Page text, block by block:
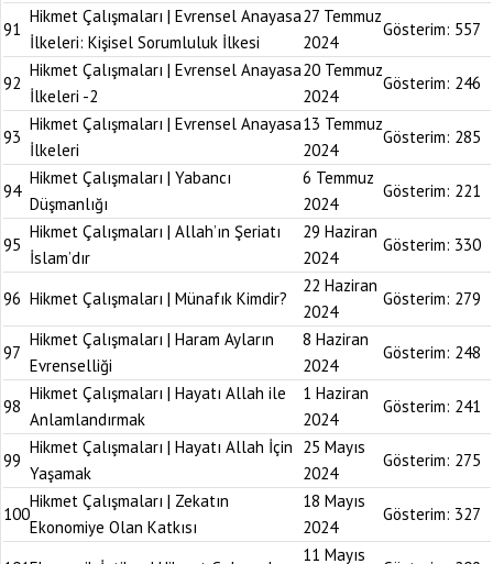
91
Hikmet Çalışmaları | Evrensel Anayasa
İlkeleri: Kişisel Sorumluluk İlkesi
27 Temmuz
2024
Gösterim: 557
92
Hikmet Çalışmaları | Evrensel Anayasa
İlkeleri -2
20 Temmuz
2024
Gösterim: 246
93
Hikmet Çalışmaları | Evrensel Anayasa
İlkeleri
13 Temmuz
2024
Gösterim: 285
94
Hikmet Çalışmaları | Yabancı
Düşmanlığı
6 Temmuz
2024
Gösterim: 221
95
Hikmet Çalışmaları | Allah’ın Şeriatı
İslam’dır
29 Haziran
2024
Gösterim: 330
96 Hikmet Çalışmaları | Münafık Kimdir?
22 Haziran
2024
Gösterim: 279
97
Hikmet Çalışmaları | Haram Ayların
Evrenselliği
8 Haziran
2024
Gösterim: 248
98
Hikmet Çalışmaları | Hayatı Allah ile
Anlamlandırmak
1 Haziran
2024
Gösterim: 241
99
Hikmet Çalışmaları | Hayatı Allah İçin
Yaşamak
25 Mayıs
2024
Gösterim: 275
100
Hikmet Çalışmaları | Zekatın
Ekonomiye Olan Katkısı
18 Mayıs
2024
Gösterim: 327
11 Mayıs